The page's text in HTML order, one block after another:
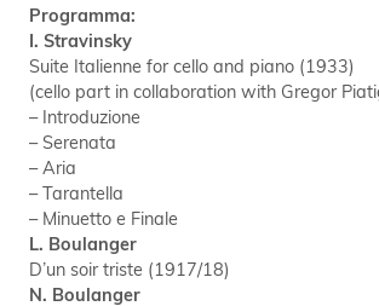
Programma:
I. Stravinsky
Suite Italienne for cello and piano (1933)
(cello part in collaboration with Gregor
– Introduzione
– Serenata
– Aria
– Tarantella
– Minuetto e Finale
L. Boulanger
D’un soir triste (1917/18)
N. Boulanger